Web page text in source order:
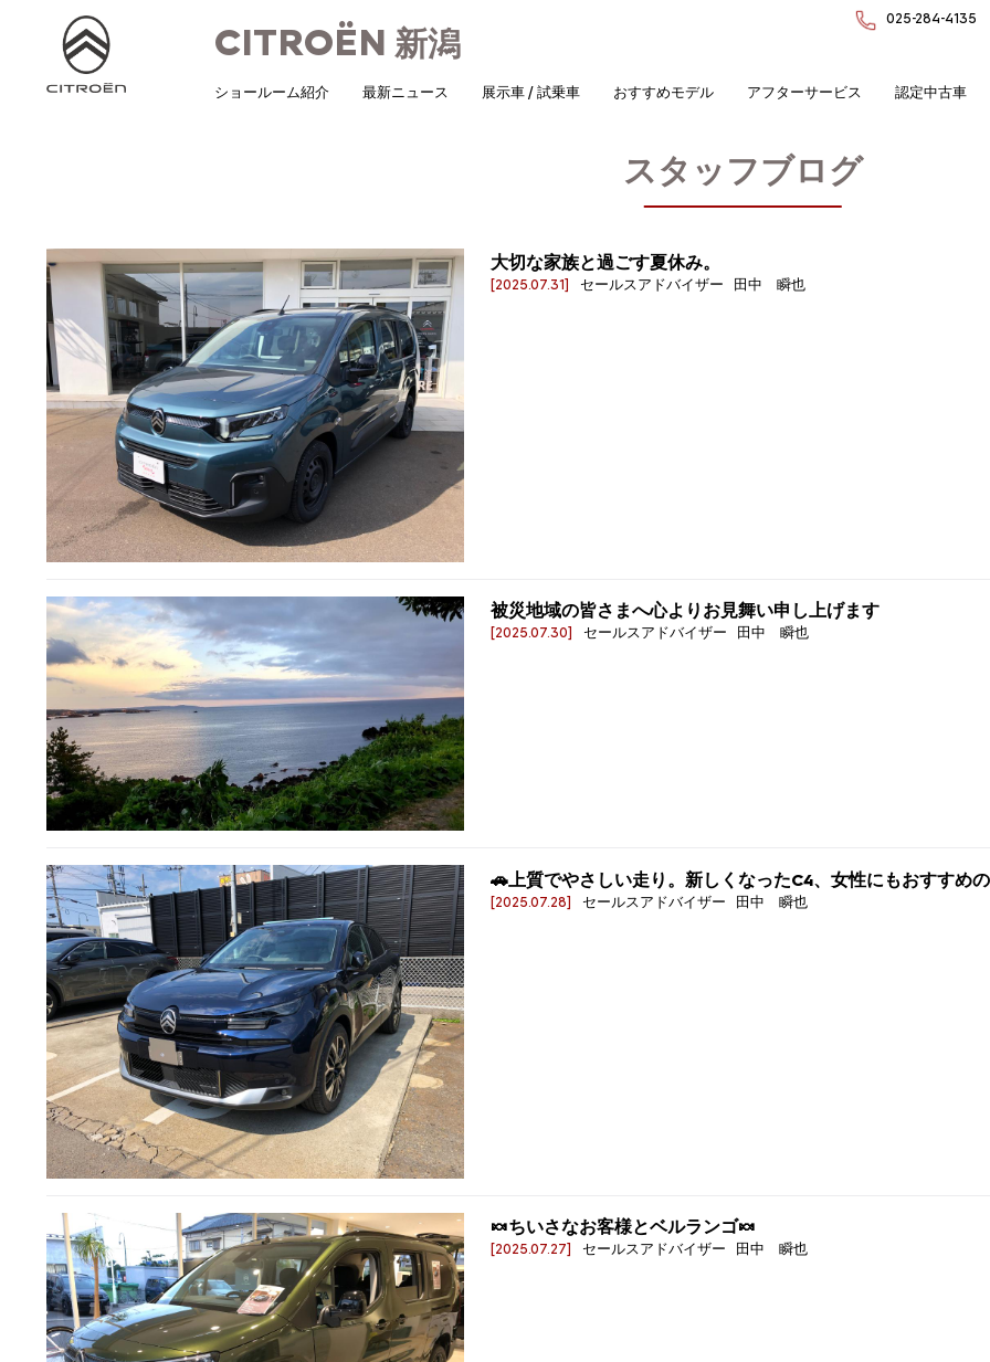
CITROËN 新潟
025-284-4135
ショールーム紹介 最新ニュース 展示車 / 試乗車 おすすめモデル アフターサービス 認定中古車
スタッフブログ
大切な家族と過ごす夏休み。
[2025.07.31] セールスアドバイザー 田中 瞬也
被災地域の皆さまへ心よりお見舞い申し上げます
[2025.07.30] セールスアドバイザー 田中 瞬也
🚗上質でやさしい走り。新しくなったC4、女性にもおすすめ
[2025.07.28] セールスアドバイザー 田中 瞬也
🍬ちいさなお客様とベルランゴ🍬
[2025.07.27] セールスアドバイザー 田中 瞬也